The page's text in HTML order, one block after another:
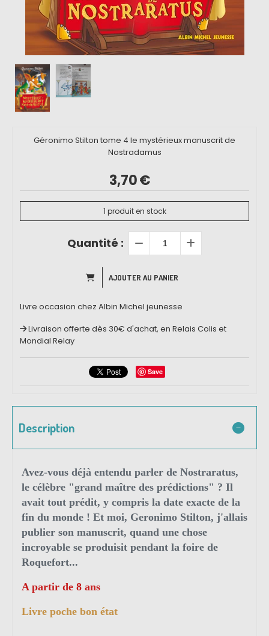
Géronimo Stilton tome 4 le mystérieux manuscrit de
Nostradamus
3,70€
1 produit en stock
Quantité :
AJOUTER AU PANIER
Livre occasion chez Albin Michel jeunesse
Livraison offerte dès 30€ d'achat, en Relais Colis et
Mondial Relay
Save
Description
Avez-vous déjà entendu parler de Nostraratus,
le célèbre "grand maître des prédictions" ? Il
avait tout prédit, y compris la date exacte de la
fin du monde ! Et moi, Geronimo Stilton, j'allais
publier son manuscrit, quand une chose
incroyable se produisit pendant la foire de
Roquefort...
A partir de 8 ans
Livre poche bon état